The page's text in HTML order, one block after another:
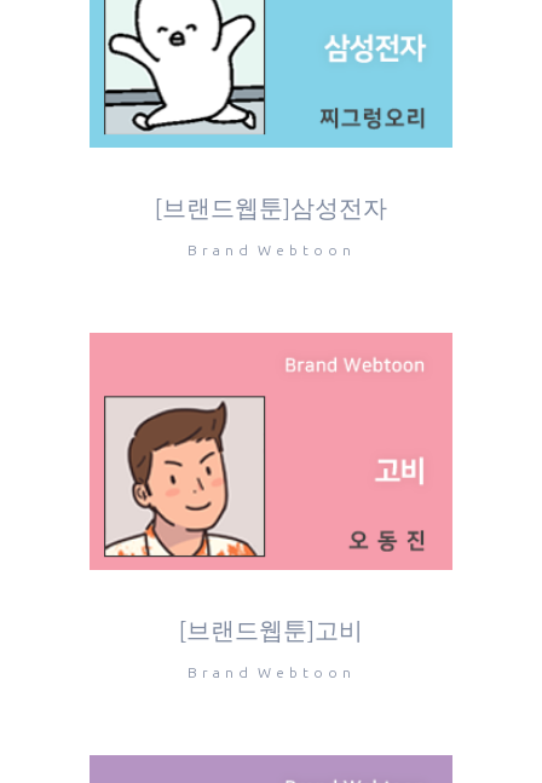
[브랜드웹툰]삼성전자
Brand Webtoon
[브랜드웹툰]고비
Brand Webtoon